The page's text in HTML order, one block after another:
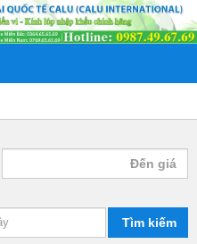
Tìm kiếm